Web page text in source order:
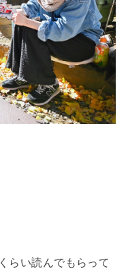
らい読んでもらって